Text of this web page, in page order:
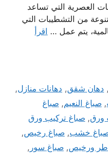
العصرية التي تساعد
من التشطيبات التي
يتم عمل … اقرأ
, دهان شقق, دهانات منازل,
, صباغ النعيم, صباغ
ورق, صباغ تركيب ورق
خشب, صباغ رخيص,
ورخيص, صباغ سور ,